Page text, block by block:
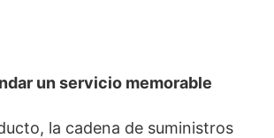
un servicio memorable
la cadena de suministros